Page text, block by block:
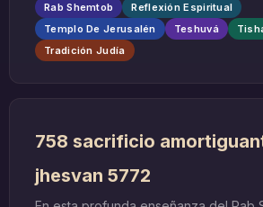
del año 5773 (agosto de 2013),
renovadas y perspectivas frescas
tan cargado de significado en la
Rab Shemtob
Reflexión Espiritual
Templo De Jerusalén
Teshuvá
Tradición Judía
758 sacrificio
jhesvan 5772